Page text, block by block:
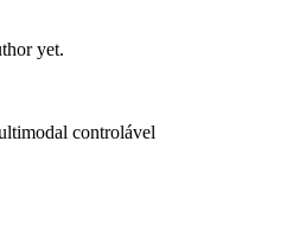
yet.
controlável